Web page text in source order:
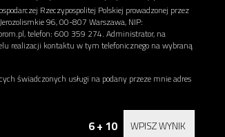
Rzeczypospolitej Polskiej prowadzonej przez
96, 00-807 Warszawa, NIP:
telefon: 600 359 274. Administrator, na
realizacji kontaktu w tym telefonicznego na wybraną
świadczonych usługi na podany przeze mnie adres
6 + 10